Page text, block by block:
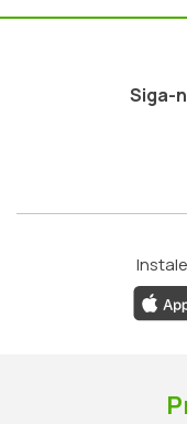
Siga-